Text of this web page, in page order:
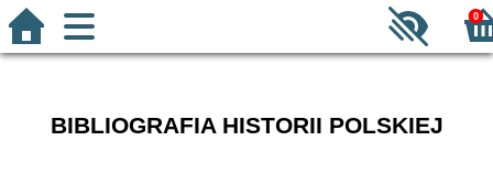
0
BIBLIOGRAFIA HISTORII POLSKIEJ